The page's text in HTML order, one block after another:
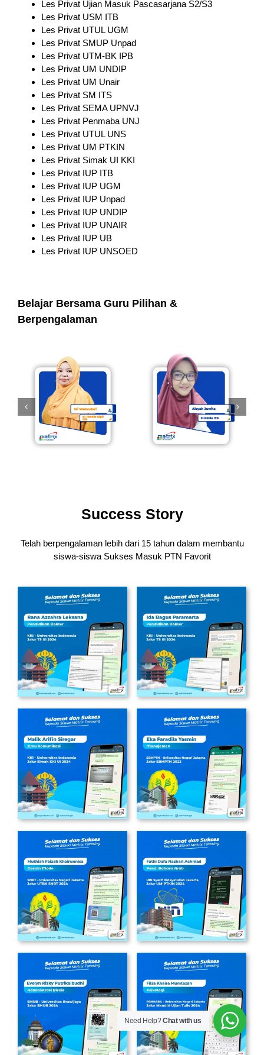
Les Privat Ujian Masuk Pascasarjana S2/S3
Les Privat USM ITB
Les Privat UTUL UGM
Les Privat SMUP Unpad
Les Privat UTM-BK IPB
Les Privat UM UNDIP
Les Privat UM Unair
Les Privat SM ITS
Les Privat SEMA UPNVJ
Les Privat Penmaba UNJ
Les Privat UTUL UNS
Les Privat UM PTKIN
Les Privat Simak UI KKI
Les Privat IUP ITB
Les Privat IUP UGM
Les Privat IUP Unpad
Les Privat IUP UNDIP
Les Privat IUP UNAIR
Les Privat IUP UB
Les Privat IUP UNSOED
Belajar Bersama Guru Pilihan &
Berpengalaman
Success Story
Telah berpengalaman lebih dari 15 tahun dalam membantu
siswa-siswa Sukses Masuk PTN Favorit
Need Help?Chat with us